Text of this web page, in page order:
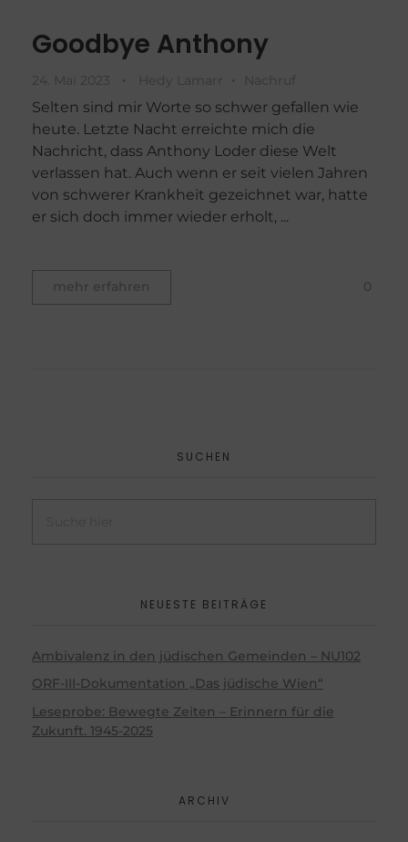
Goodbye Anthony
24. Mai 2023 Hedy Lamarr Nachruf
Selten sind mir Worte so schwer gefallen wie
heute. Letzte Nacht erreichte mich die
Nachricht, dass Anthony Loder diese Welt
verlassen hat. Auch wenn er seit vielen Jahren
von schwerer Krankheit gezeichnet war, hatte
er sich doch immer wieder erholt, ...
mehr erfahren 0
SUCHEN
NEUESTE BEITRÄGE
Ambivalenz in den jüdischen Gemeinden – NU102
ORF-III-Dokumentation „Das jüdische Wien“
Leseprobe: Bewegte Zeiten – Erinnern für die
Zukunft. 1945-2025
ARCHIV